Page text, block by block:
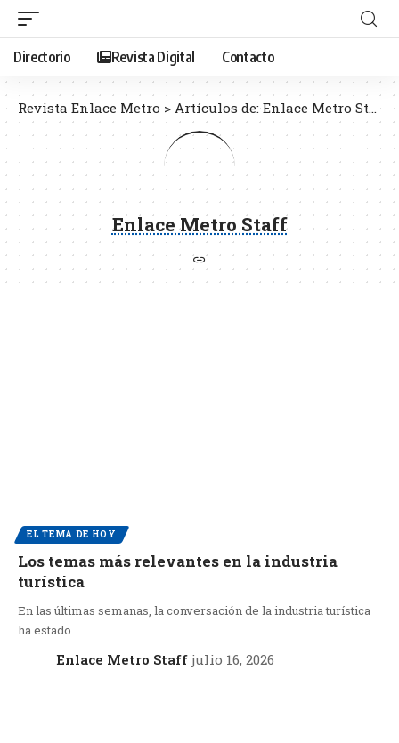
Directorio Revista Digital Contacto
Revista Enlace Metro > Artículos de: Enlace Metro Staff
Enlace Metro Staff
EL TEMA DE HOY
Los temas más relevantes en la industria
turística
En las últimas semanas, la conversación de la industria turística
ha estado…
Enlace Metro Staff julio 16, 2026